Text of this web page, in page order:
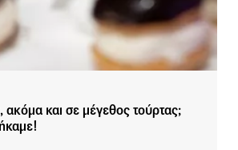
ακόμα και σε μέγεθος τούρτας;